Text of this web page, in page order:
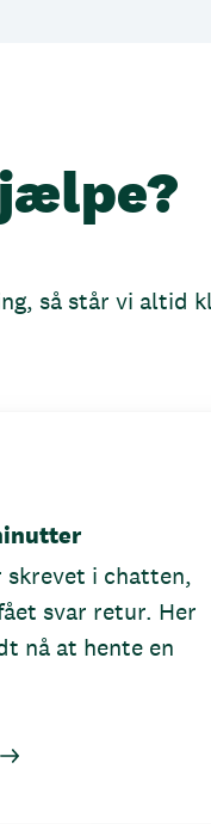
så står vi altid
skrevet i chatten,
svar retur. Her
nå at hente en